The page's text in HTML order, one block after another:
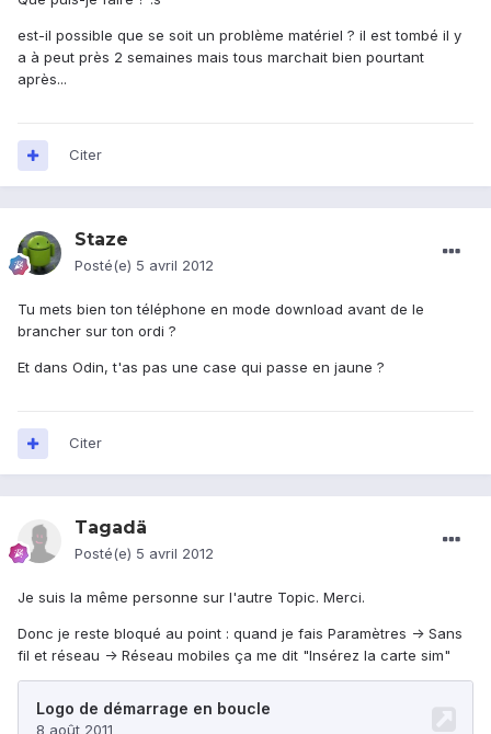
est-il possible que se soit un problème matériel ? il est tombé il y
a à peut près 2 semaines mais tous marchait bien pourtant
après...
Citer
Staze
Posté(e) 5 avril 2012
Tu mets bien ton téléphone en mode download avant de le
brancher sur ton ordi ?
Et dans Odin, t'as pas une case qui passe en jaune ?
Citer
Tagadä
Posté(e) 5 avril 2012
Je suis la même personne sur l'autre Topic. Merci.
Donc je reste bloqué au point : quand je fais Paramètres -> Sans
fil et réseau -> Réseau mobiles ça me dit "Insérez la carte sim"